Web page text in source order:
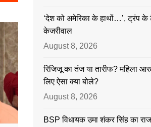
‘देश को अमेरिका के हाथों…’, ट्रंप के
केजरीवाल
August 8, 2026
रिजिजू का तंज या तारीफ? महिला
लिए ऐसा क्या बोले?
August 8, 2026
BSP विधायक उमा शंकर सिंह का